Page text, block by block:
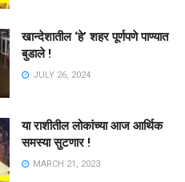
खान्देशातील ‘हे’ शहर पूर्णपणे पाण्यात
बुडाले !
JULY 26, 2024
या राशीतील लोकांच्या आज आर्थिक
समस्या सुटणार !
MARCH 21, 2023